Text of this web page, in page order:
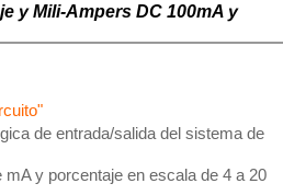
y Mili-Ampers DC 100mA y
de entrada/salida del sistema de
y porcentaje en escala de 4 a 20